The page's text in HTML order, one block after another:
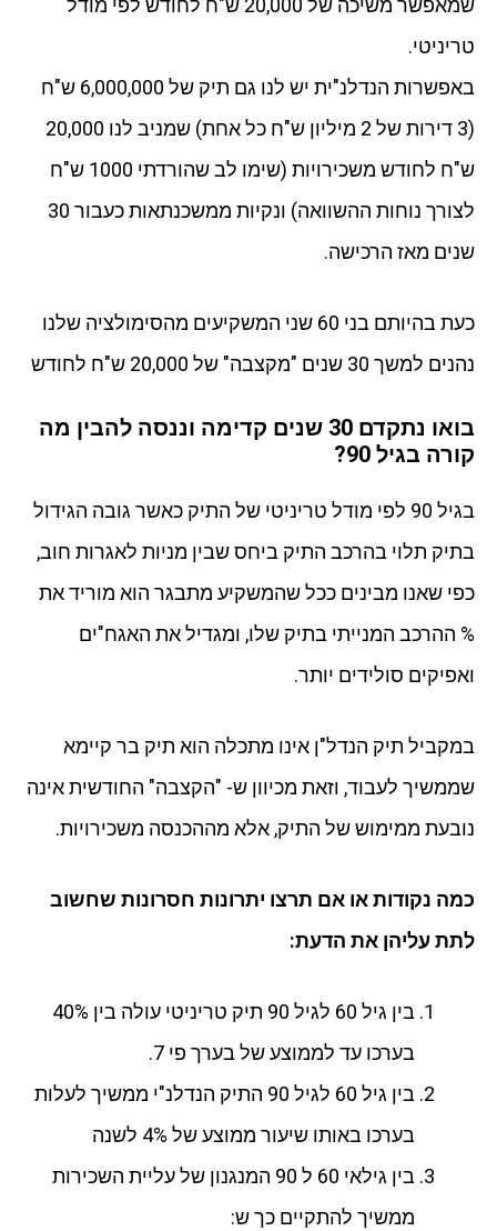
שמאפשר משיכה של 20,000 ש"ח לחודש לפי מודל
טריניטי.
באפשרות הנדלנ"ית יש לנו גם תיק של 6,000,000 ש"ח
(3 דירות של 2 מיליון ש"ח כל אחת) שמניב לנו 20,000
ש"ח לחודש משכירויות (שימו לב שהורדתי 1000 ש"ח
לצורך נוחות ההשוואה) ונקיות ממשכנתאות כעבור 30
שנים מאז הרכישה.
כעת בהיותם בני 60 שני המשקיעים מהסימולציה שלנו
נהנים למשך 30 שנים "מקצבה" של 20,000 ש"ח לחודש
בואו נתקדם 30 שנים קדימה וננסה להבין מה
קורה בגיל 90?
בגיל 90 לפי מודל טריניטי של התיק כאשר גובה הגידול
בתיק תלוי בהרכב התיק ביחס שבין מניות לאגרות חוב,
כפי שאנו מבינים ככל שהמשקיע מתבגר הוא מוריד את
% ההרכב המנייתי בתיק שלו, ומגדיל את האגח"ים
ואפיקים סולידים יותר.
במקביל תיק הנדל"ן אינו מתכלה הוא תיק בר קיימא
שממשיך לעבוד, וזאת מכיוון ש- "הקצבה" החודשית אינה
נובעת ממימוש של התיק, אלא מההכנסה משכירויות.
כמה נקודות או אם תרצו יתרונות חסרונות שחשוב
לתת עליהן את הדעת:
בין גיל 60 לגיל 90 תיק טריניטי עולה בין 40%
בערכו עד לממוצע של בערך פי 7.
בין גיל 60 לגיל 90 התיק הנדלנ"י ממשיך לעלות
בערכו באותו שיעור ממוצע של 4% לשנה
בין גילאי 60 ל 90 המנגנון של עליית השכירות
ממשיך להתקיים כך ש: